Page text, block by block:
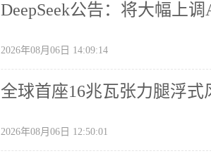
DeepSeek公告：将大幅上
2026年08月06日 14:09:14
全球首座16兆瓦张力腿浮
2026年08月06日 12:50:01